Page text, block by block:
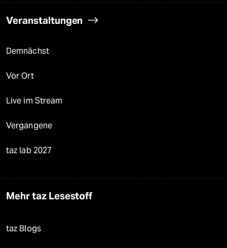
Veranstaltungen
Demnächst
Vor Ort
Live im Stream
Vergangene
taz lab 2027
Mehr taz Lesestoff
taz Blogs